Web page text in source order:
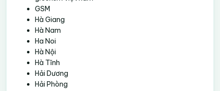
GSM
Hà Giang
Hà Nam
Ha Noi
Hà Nội
Hà Tĩnh
Hải Dương
Hải Phòng